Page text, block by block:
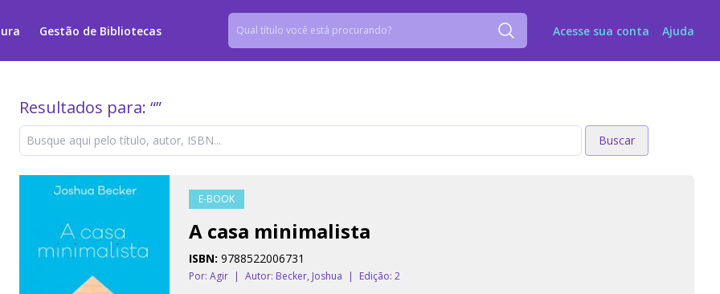
Gestão de Bibliotecas Buscar Acesse sua conta Ajuda
Resultados para: “”
Buscar
E-BOOK
A casa minimalista
ISBN: 9788522006731
Por: Agir | Autor: Becker, Joshua |
Edição: 2